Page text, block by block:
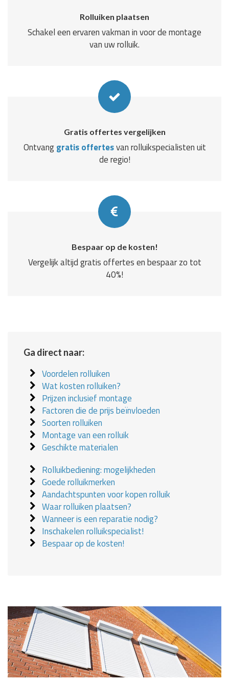
Rolluiken plaatsen
Schakel een ervaren vakman in voor de montage
van uw rolluik.
Gratis offertes vergelijken
Ontvanggratis offertesvan rolluikspecialisten uit
de regio!
Bespaar op de kosten!
Vergelijk altijd gratis offertes en bespaar zo tot
40%!
Ga direct naar:
Voordelen rolluiken
Wat kosten rolluiken?
Prijzen inclusief montage
Factoren die de prijs beïnvloeden
Soorten rolluiken
Montage van een rolluik
Geschikte materialen
Rolluikbediening: mogelijkheden
Goede rolluikmerken
Aandachtspunten voor kopen rolluik
Waar rolluiken plaatsen?
Wanneer is een reparatie nodig?
Inschakelen rolluikspecialist!
Bespaar op de kosten!